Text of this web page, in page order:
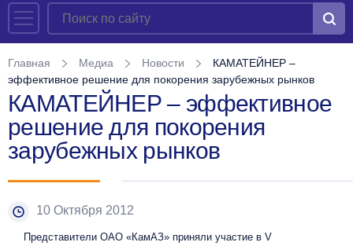
Главная Медиа Новости
КАМАТЕЙНЕР –
эффективное решение для покорения зарубежных рынков
КАМАТЕЙНЕР – эффективное
решение для покорения
зарубежных рынков
10 Октября 2012
Представители ОАО «КамАЗ» приняли участие в V